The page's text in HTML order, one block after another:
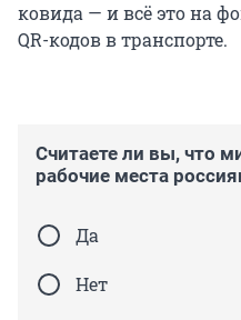
ковида — и всё это на
QR-кодов в транспорте.
Считаете ли вы, что
рабочие места
Да
Нет